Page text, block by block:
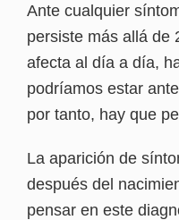
Ante cualquier
persiste más allá de
afecta al día a día,
podríamos estar
por tanto, hay que
La aparición de
después del
pensar en este